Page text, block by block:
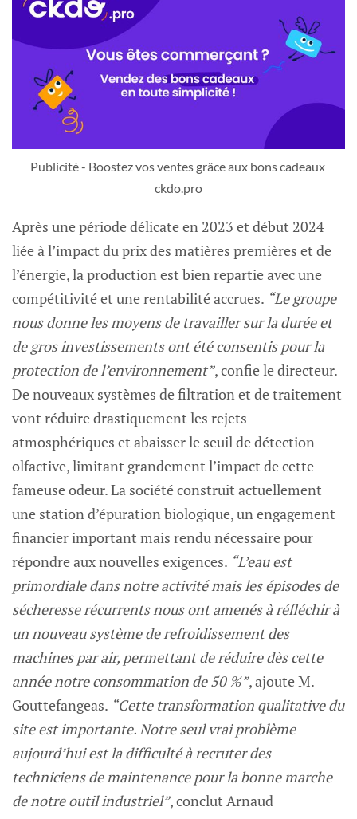
Publicité - Boostez vos ventes grâce aux bons cadeaux
ckdo.pro
Après une période délicate en 2023 et début 2024
liée à l’impact du prix des matières premières et de
l’énergie, la production est bien repartie avec une
compétitivité et une rentabilité accrues. “Le groupe
nous donne les moyens de travailler sur la durée et
de gros investissements ont été consentis pour la
protection de l’environnement”, confie le directeur.
De nouveaux systèmes de filtration et de traitement
vont réduire drastiquement les rejets
atmosphériques et abaisser le seuil de détection
olfactive, limitant grandement l’impact de cette
fameuse odeur. La société construit actuellement
une station d’épuration biologique, un engagement
financier important mais rendu nécessaire pour
répondre aux nouvelles exigences. “L’eau est
primordiale dans notre activité mais les épisodes de
sécheresse récurrents nous ont amenés à réfléchir à
un nouveau système de refroidissement des
machines par air, permettant de réduire dès cette
année notre consommation de 50 %”, ajoute M.
Gouttefangeas. “Cette transformation qualitative du
site est importante. Notre seul vrai problème
aujourd’hui est la difficulté à recruter des
techniciens de maintenance pour la bonne marche
de notre outil industriel”, conclut Arnaud